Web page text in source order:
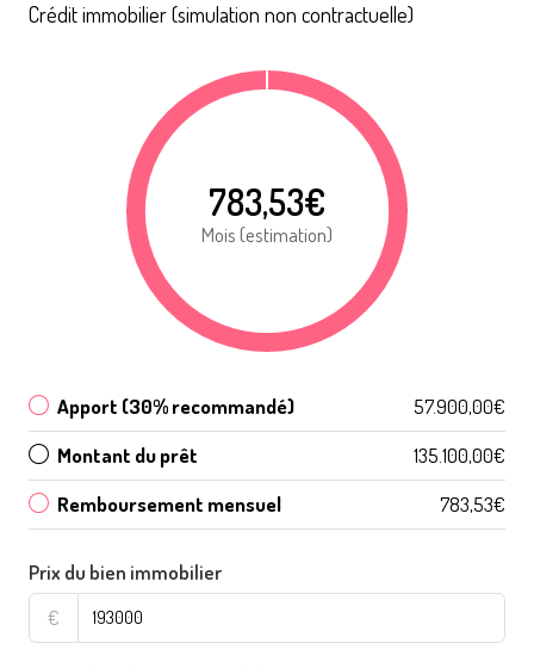
Crédit immobilier (simulation non contractuelle)
783,53€
Mois (estimation)
Apport (30% recommandé)
57.900,00€
Montant du prêt
135.100,00€
Remboursement mensuel
783,53€
Prix du bien immobilier
€